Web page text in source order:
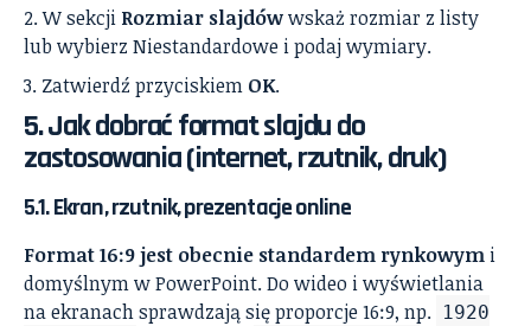
W sekcji Rozmiar slajdówwskaż rozmiar z listy
lub wybierz Niestandardowe i podaj wymiary.
Zatwierdź przyciskiem OK.
5. Jak dobrać format slajdu do
zastosowania (internet, rzutnik, druk)
5.1. Ekran, rzutnik, prezentacje online
Format 16:9 jest obecnie standardem rynkowym i
domyślnym w PowerPoint. Do wideo i wyświetlania
na ekranach sprawdzają się proporcje 16:9, np. 1920